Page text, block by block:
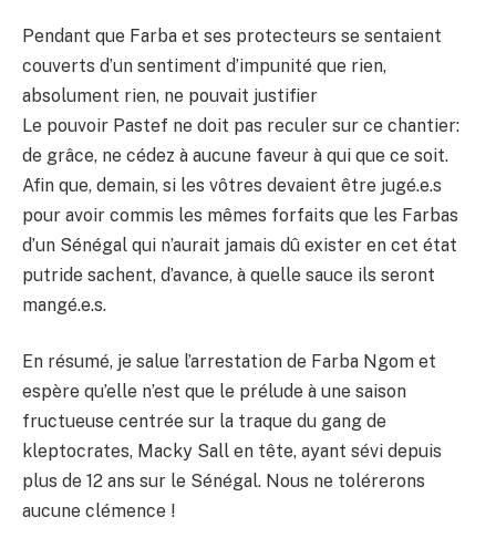
Pendant que Farba et ses protecteurs se sentaient
couverts d’un sentiment d’impunité que rien,
absolument rien, ne pouvait justifier
Le pouvoir Pastef ne doit pas reculer sur ce chantier:
de grâce, ne cédez à aucune faveur à qui que ce soit.
Afin que, demain, si les vôtres devaient être jugé.e.s
pour avoir commis les mêmes forfaits que les Farbas
d’un Sénégal qui n’aurait jamais dû exister en cet état
putride sachent, d’avance, à quelle sauce ils seront
mangé.e.s.
En résumé, je salue l’arrestation de Farba Ngom et
espère qu’elle n’est que le prélude à une saison
fructueuse centrée sur la traque du gang de
kleptocrates, Macky Sall en tête, ayant sévi depuis
plus de 12 ans sur le Sénégal. Nous ne tolérerons
aucune clémence !